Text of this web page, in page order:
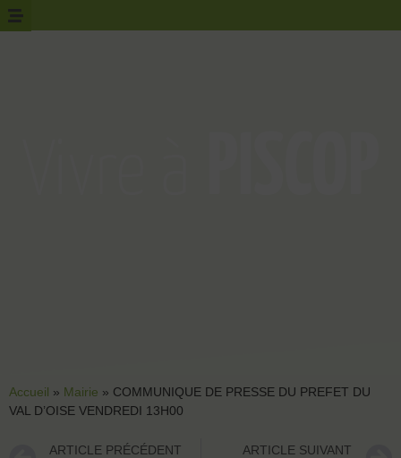
Accueil » Mairie » COMMUNIQUE DE PRESSE DU PREFET DU
VAL D’OISE VENDREDI 13H00
ARTICLE PRÉCÉDENT ARTICLE SUIVANT